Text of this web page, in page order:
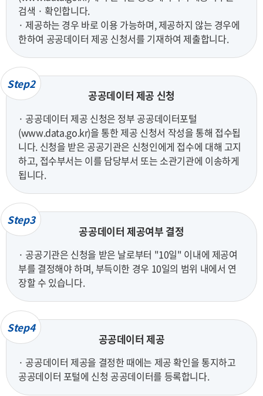
검색 · 확인합니다.
· 제공하는 경우 바로 이용 가능하며, 제공하지 않는 경우에
한하여 공공데이터 제공 신청서를 기재하여 제출합니다.
Step2
공공데이터 제공 신청
· 공공데이터 제공 신청은 정부 공공데이터포털
(www.data.go.kr)을 통한 제공 신청서 작성을 통해 접수됩
니다. 신청을 받은 공공기관은 신청인에게 접수에 대해 고지
하고, 접수부서는 이를 담당부서 또는 소관기관에 이송하게
됩니다.
Step3
공공데이터 제공여부 결정
· 공공기관은 신청을 받은 날로부터 "10일" 이내에 제공여
부를 결정해야 하며, 부득이한 경우 10일의 범위 내에서 연
장할 수 있습니다.
Step4
공공데이터 제공
· 공공데이터 제공을 결정한 때에는 제공 확인을 통지하고
공공데이터 포털에 신청 공공데이터를 등록합니다.